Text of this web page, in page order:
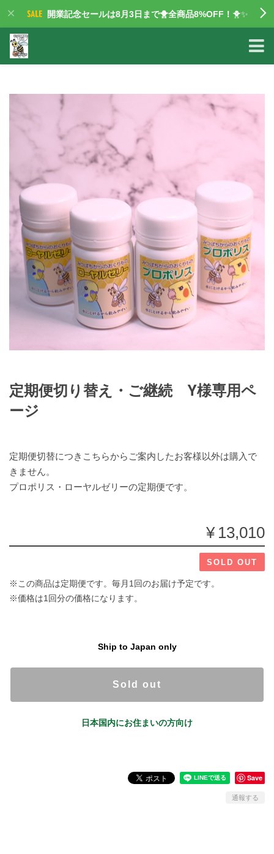
開業記念セールは8月3日まで🐥全商品8%OFF！ 🐥✨
定期便切り替え・ご継続 Y様専用ペ
ージ
定期便切替につきこちらからご案内したお客様以外は購入で
きません。
プロポリス・ローヤルゼリーの定期便です。
¥13,010
SOLD OUT
※この商品は定期便です。毎月1回のお届け予定です。
※価格は1回分の価格になります。
Ship to Japan only
Sold out
日本国内にお住まいの方向け
Save
通報する